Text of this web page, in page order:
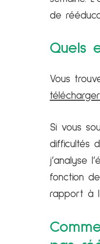
de
Quels
Vous
Si vous
difficultés
j’analyse
fonction
rapport à